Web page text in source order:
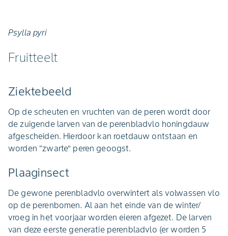
Psylla pyri
Fruitteelt
Ziektebeeld
Op de scheuten en vruchten van de peren wordt door
de zuigende larven van de perenbladvlo honingdauw
afgescheiden. Hierdoor kan roetdauw ontstaan en
worden “zwarte” peren geoogst.
Plaaginsect
De gewone perenbladvlo overwintert als volwassen vlo
op de perenbomen. Al aan het einde van de winter/
vroeg in het voorjaar worden eieren afgezet. De larven
van deze eerste generatie perenbladvlo (er worden 5